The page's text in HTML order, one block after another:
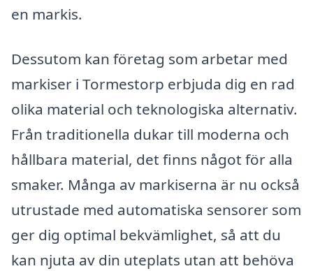
en markis.
Dessutom kan företag som arbetar med
markiser i Tormestorp erbjuda dig en rad
olika material och teknologiska alternativ.
Från traditionella dukar till moderna och
hållbara material, det finns något för alla
smaker. Många av markiserna är nu också
utrustade med automatiska sensorer som
ger dig optimal bekvämlighet, så att du
kan njuta av din uteplats utan att behöva